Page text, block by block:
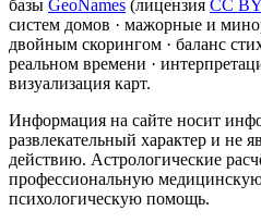
базы GeoNames (лицензия CC
систем домов · мажорные и
двойным скорингом · баланс
реальном времени ·
визуализация карт.
Информация на сайте носит
развлекательный характер и не
действию. Астрологические
профессиональную
психологическую помощь.